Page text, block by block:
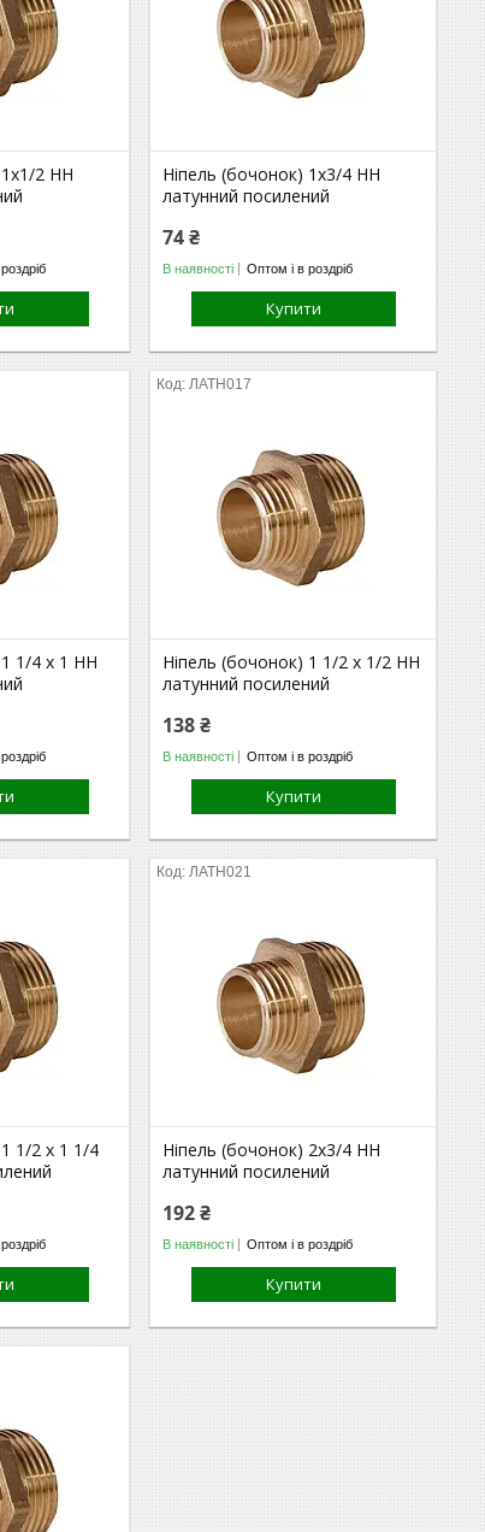
2 НН
Ніпель (бочонок) 1х3/4 НН
латунний посилений
74 ₴
В наявності Оптом і в роздріб
Купити
1/4 х 1 НН
ЛАТН017
Ніпель (бочонок) 1 1/2 х 1/2 НН
латунний посилений
138 ₴
В наявності Оптом і в роздріб
Купити
1/2 х 1 1/4
ЛАТН021
Ніпель (бочонок) 2х3/4 НН
латунний посилений
192 ₴
В наявності Оптом і в роздріб
Купити